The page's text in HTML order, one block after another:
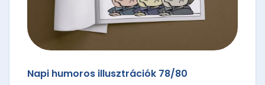
Napi humoros illusztrációk 78/80